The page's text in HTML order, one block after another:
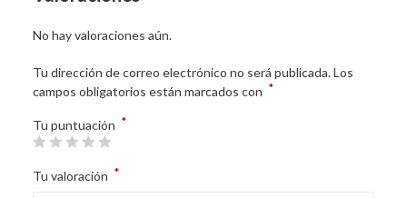
No hay valoraciones aún.
Tu dirección de correo electrónico no será publicada. Los
campos obligatorios están marcados con *
Tu puntuación *
Tu valoración *